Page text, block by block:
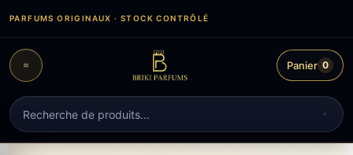
contenu
PARFUMS ORIGINAUX · STOCK CONTRÔLÉ
Recherche
de
produits
Panier 0